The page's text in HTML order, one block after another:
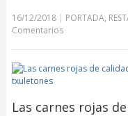
16/12/2018| PORTADA,
Comentarios
Las carnes rojas